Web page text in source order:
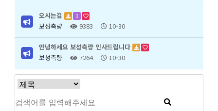
오시는길
보성측량
9383 10-30
안녕하세요 보성측량 인사드립니다
보성측량
7264 10-30